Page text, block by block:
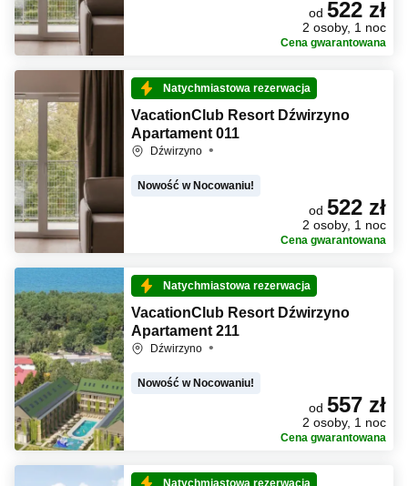
od 522 zł
2 osoby, 1 noc
Cena gwarantowana
Natychmiastowa rezerwacja
VacationClub Resort Dźwirzyno
Apartament 011
Dźwirzyno
Nowość w Nocowaniu!
od 522 zł
2 osoby, 1 noc
Cena gwarantowana
Natychmiastowa rezerwacja
VacationClub Resort Dźwirzyno
Apartament 211
Dźwirzyno
Nowość w Nocowaniu!
od 557 zł
2 osoby, 1 noc
Cena gwarantowana
Natychmiastowa rezerwacja